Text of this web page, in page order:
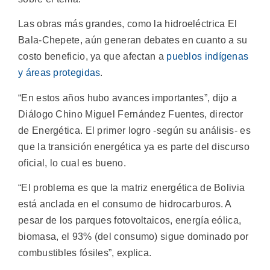
Las obras más grandes, como la hidroeléctrica El
Bala-Chepete, aún generan debates en cuanto a su
costo beneficio, ya que afectan a pueblos indígenas
y áreas protegidas.
“En estos años hubo avances importantes”, dijo a
Diálogo Chino Miguel Fernández Fuentes, director
de Energética. El primer logro -según su análisis- es
que la transición energética ya es parte del discurso
oficial, lo cual es bueno.
“El problema es que la matriz energética de Bolivia
está anclada en el consumo de hidrocarburos. A
pesar de los parques fotovoltaicos, energía eólica,
biomasa, el 93% (del consumo) sigue dominado por
combustibles fósiles”, explica.